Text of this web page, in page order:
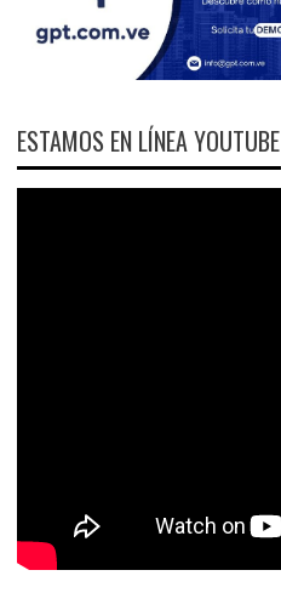
ESTAMOS EN LÍNEA YOUTUBE